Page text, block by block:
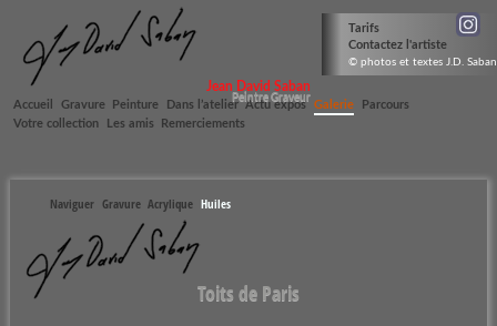
Jean David Saban
Peintre Graveur
Accueil Gravure Peinture Dans l’atelier Actu expos Galerie
Parcours
Votre collection
Les amis Remerciements
Tarifs
Contactez l'artiste
© photos et textes J.D. Saban
Naviguer Gravure Acrylique Huiles
Toits de Paris